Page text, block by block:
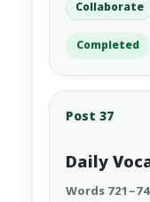
Collaborate
Completed
Post 37
Daily
Words